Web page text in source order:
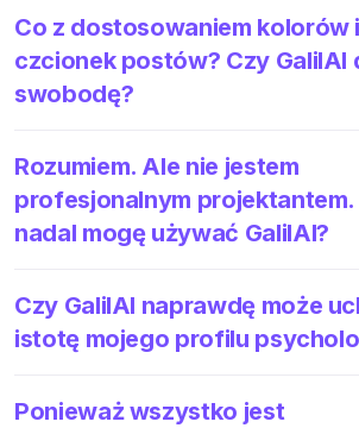
Co z dostosowaniem kolorów i
czcionek postów? Czy GalilAI
swobodę?
Rozumiem. Ale nie jestem
profesjonalnym projektantem.
nadal mogę używać GalilAI?
Czy GalilAI naprawdę może
istotę mojego profilu
Ponieważ wszystko jest